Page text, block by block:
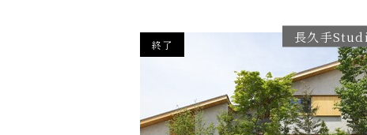
終了 長久手